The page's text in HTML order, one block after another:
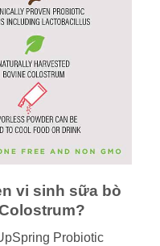
vi sinh sữa bò
Probiotic